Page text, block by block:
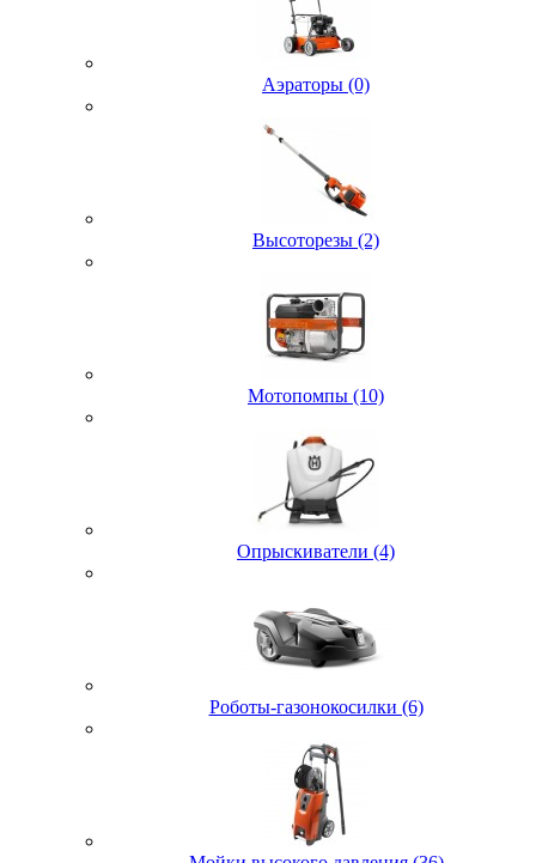
Аэраторы (0)
Высоторезы (2)
Мотопомпы (10)
Опрыскиватели (4)
Роботы-газонокосилки (6)